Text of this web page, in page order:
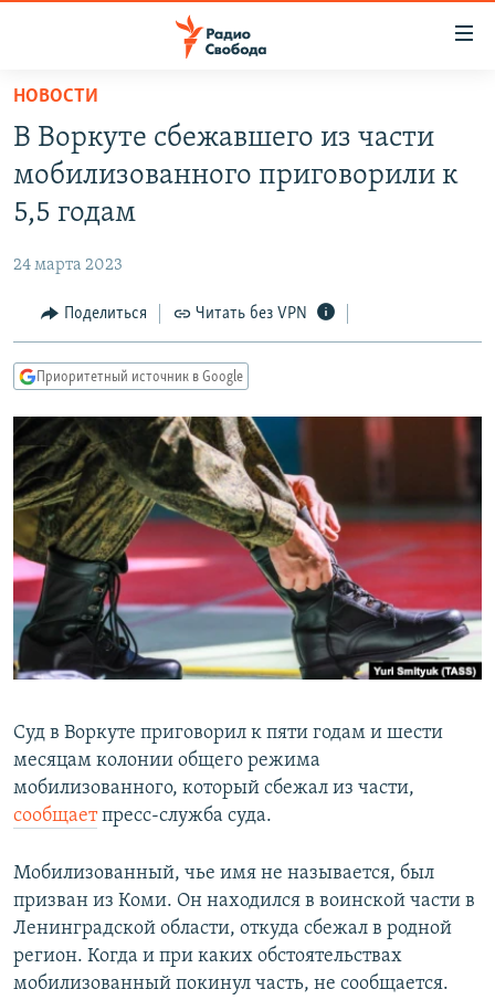
упрощенного
доступа
Вернуться
основному
Вернутся
Вернутся
поиску
ПОДКАСТЫ
АВТОРСКИЕ ПРОЕКТЫ
МНЕНИЯ
КУЛЬТУРА
КАВКАЗ.РЕАЛИИ
СЕВЕР.РЕАЛИИ
СИБИРЬ.РЕАЛИИ
РАСПИСАНИЕ ВЕЩАНИЯ
ПОДПИШИТЕСЬ НА РАССЫЛКУ
СОЦИАЛЬНЫЕ СЕТИ
Все сайты РСЕ/РС
НОВОСТИ
В Воркуте сбежавшего из части
мобилизованного приговорили к
5,5 годам
24 марта 2023
Поделиться Читать без VPN
Приоритетный источник в Google
Суд в Воркуте приговорил к пяти годам и шести
месяцам колонии общего режима
мобилизованного, который сбежал из части,
сообщаетпресс-служба суда.
Мобилизованный, чье имя не называется, был
призван из Коми. Он находился в воинской части в
Ленинградской области, откуда сбежал в родной
регион. Когда и при каких обстоятельствах
мобилизованный покинул часть, не сообщается.